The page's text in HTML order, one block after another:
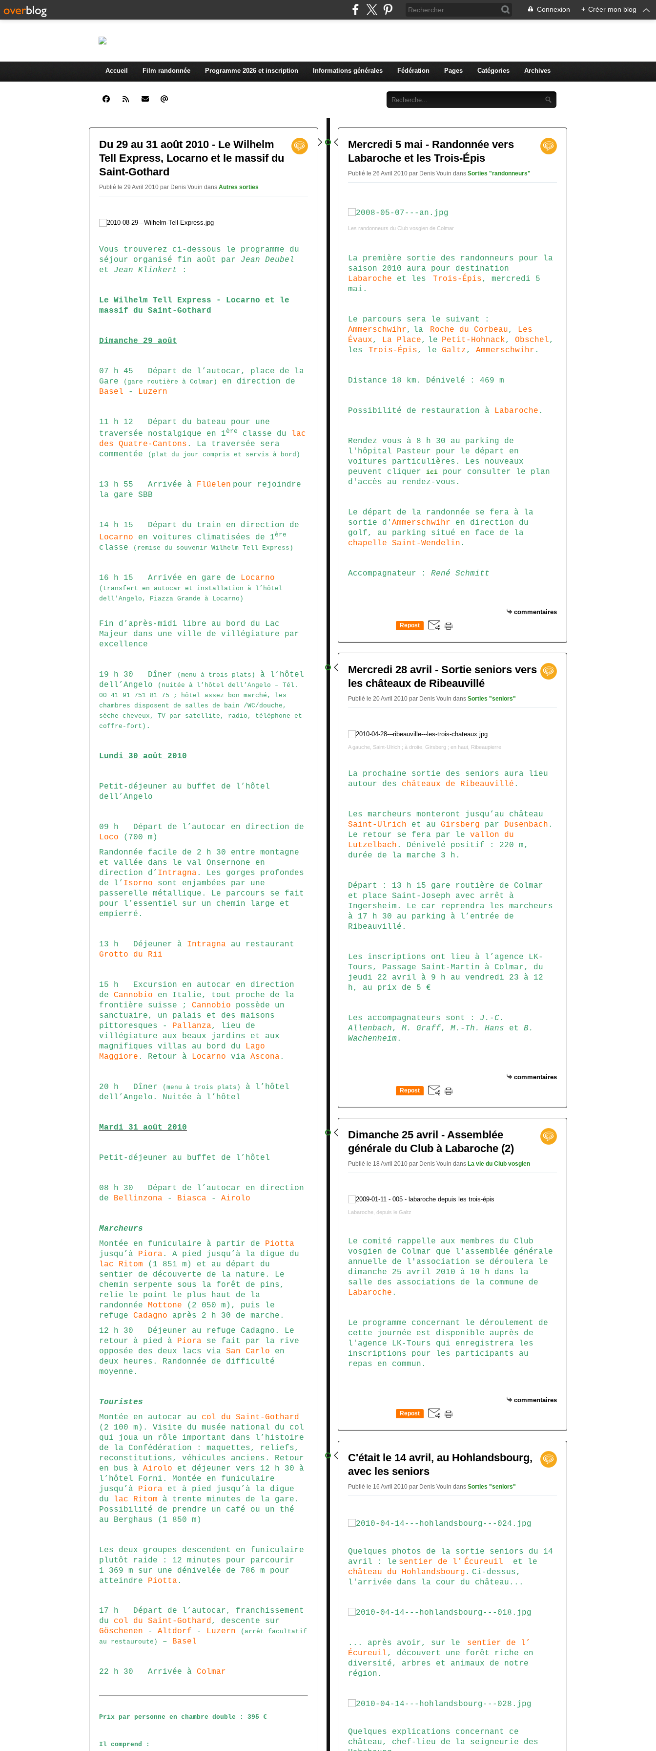
Connexion + Créer mon blog
Accueil Film randonnée Programme 2026 et inscription Informations générales Fédération Pages Catégories Archives
Du 29 au 31 août 2010 - Le Wilhelm
Tell Express, Locarno et le massif du
Saint-Gothard
Publié le 29 Avril 2010 par Denis Vouin dans Autres sorties
Vous trouverez ci-dessous le programme du
séjour organisé fin août par Jean Deubel
et Jean Klinkert :
Le Wilhelm Tell Express - Locarno et le
massif du Saint-Gothard
Dimanche 29 août
07 h 45 Départ de l’autocar, place de la
Gare
(gare routière à Colmar)
en direction de
Basel - Luzern
11 h 12 Départ du bateau pour une
traversée nostalgique en 1ère classe du
lac
des Quatre-Cantons . La traversée sera
commentée
(plat du jour compris et servis à bord)
13 h 55 Arrivée à Flüelen pour rejoindre
la gare SBB
14 h 15 Départ du train en direction de
Locarno en voitures climatisées de 1ère
classe (remise du souvenir Wilhelm Tell Express)
16 h 15 Arrivée en gare de Locarno
(transfert en autocar et installation à l’hôtel
dell'Angelo, Piazza Grande à Locarno)
Fin d’après-midi libre au bord du Lac
Majeur dans une ville de villégiature par
excellence
19 h 30 Dîner (menu à trois plats)
à l’hôtel
dell’Angelo
(nuitée à l’hôtel dell’Angelo – Tél.
00 41 91 751 81 75 ; hôtel assez bon marché, les
chambres disposent de salles de bain /WC/douche,
sèche-cheveux, TV par satellite, radio, téléphone et
coffre-fort) .
Lundi 30 août 2010
Petit-déjeuner au buffet de l’hôtel
dell’Angelo
09 h Départ de l’autocar en direction de
Loco (700 m)
Randonnée facile de 2 h 30 entre montagne
et vallée dans le val Onsernone en
direction d’ Intragna . Les gorges profondes
de l’ Isorno sont enjambées par une
passerelle métallique. Le parcours se fait
pour l’essentiel sur un chemin large et
empierré.
13 h Déjeuner à Intragna au restaurant
Grotto du Rii
15 h Excursion en autocar en direction
de Cannobio en Italie, tout proche de la
frontière suisse ; Cannobio possède un
sanctuaire, un palais et des maisons
pittoresques - Pallanza, lieu de
villégiature aux beaux jardins et aux
magnifiques villas au bord du Lago
Maggiore . Retour à Locarno via Ascona .
20 h Dîner (menu à trois plats)
à l’hôtel
dell’Angelo. Nuitée à l’hôtel
Mardi 31 août 2010
Petit-déjeuner au buffet de l’hôtel
08 h 30 Départ de l’autocar en direction
de Bellinzona - Biasca - Airolo
Marcheurs
Montée en funiculaire à partir de Piotta
jusqu’à Piora . A pied jusqu’à la digue du
lac Ritom (1 851 m) et au départ du
sentier de découverte de la nature. Le
chemin serpente sous la forêt de pins,
relie le point le plus haut de la
randonnée Mottone (2 050 m), puis le
refuge Cadagno après 2 h 30 de marche.
12 h 30 Déjeuner au refuge Cadagno. Le
retour à pied à Piora se fait par la rive
opposée des deux lacs via San Carlo en
deux heures. Randonnée de difficulté
moyenne.
Touristes
Montée en autocar au col du Saint-Gothard
(2 100 m). Visite du musée national du col
qui joua un rôle important dans l’histoire
de la Confédération : maquettes, reliefs,
reconstitutions, véhicules anciens. Retour
en bus à Airolo et déjeuner vers 12 h 30 à
l’hôtel Forni. Montée en funiculaire
jusqu’à Piora et à pied jusqu’à la digue
du
lac Ritom à trente minutes de la gare.
Possibilité de prendre un café ou un thé
au Berghaus (1 850 m)
Les deux groupes descendent en funiculaire
plutôt raide : 12 minutes pour parcourir
1 369 m sur une dénivelée de 786 m pour
atteindre Piotta .
17 h Départ de l’autocar, franchissement
du col du Saint-Gothard, descente sur
Göschenen - Altdorf - Luzern
(arrêt facultatif
au restauroute)
– Basel
22 h 30 Arrivée à Colmar
Prix par personne en chambre double : 395 €
Il comprend :
Mercredi 5 mai - Randonnée vers
Labaroche et les Trois-Épis
Publié le 26 Avril 2010 par Denis Vouin dans Sorties "randonneurs"
Les randonneurs du Club vosgien de Colmar
La première sortie des randonneurs pour la
saison 2010 aura pour destination
Labaroche et les Trois- Épis, mercredi 5
mai.
Le parcours sera le suivant :
Ammerschwihr, la Roche du Corbeau, Les
Évaux, La Place, le Petit-Hohnack, Obschel,
les
Trois- Épis, le Galtz, Ammerschwihr .
Distance 18 km. Dénivelé : 469 m
Possibilité de restauration à Labaroche .
Rendez vous à 8 h 30 au parking de
l'hôpital Pasteur pour le départ en
voitures particulières. Les nouveaux
peuvent cliquer ici pour consulter le plan
d'accès au rendez-vous.
Le départ de la randonnée se fera à la
sortie d' Ammerschwihr en direction du
golf, au parking situé en face de la
chapelle Saint-Wendelin .
Accompagnateur : René Schmitt
commentaires
Repost
Mercredi 28 avril - Sortie seniors vers
les châteaux de Ribeauvillé
Publié le 20 Avril 2010 par Denis Vouin dans Sorties "seniors"
A gauche, Saint-Ulrich ; à droite, Girsberg ; en haut, Ribeaupierre
La prochaine sortie des seniors aura lieu
autour des châteaux de Ribeauvillé .
Les marcheurs monteront jusqu’au château
Saint-Ulrich et au Girsberg par Dusenbach .
Le retour se fera par le vallon du
Lutzelbach . Dénivelé positif : 220 m,
durée de la marche 3 h.
Départ : 13 h 15 gare routière de Colmar
et place Saint-Joseph avec arrêt à
Ingersheim. Le car reprendra les marcheurs
à 17 h 30 au parking à l’entrée de
Ribeauvillé.
Les inscriptions ont lieu à l’agence LK-
Tours, Passage Saint-Martin à Colmar, du
jeudi 22 avril à 9 h au vendredi 23 à 12
h, au prix de 5 €
Les accompagnateurs sont : J.-C.
Allenbach, M. Graff, M.-Th. Hans et B.
Wachenheim.
commentaires
Repost
Dimanche 25 avril - Assemblée
générale du Club à Labaroche (2)
Publié le 18 Avril 2010 par Denis Vouin dans La vie du Club vosgien
Labaroche, depuis le Galtz
Le comité rappelle aux membres du Club
vosgien de Colmar que l'assemblée générale
annuelle de l'association se déroulera le
dimanche 25 avril 2010 à 10 h dans la
salle des associations de la commune de
Labaroche .
Le programme concernant le déroulement de
cette journée est disponible auprès de
l'agence LK-Tours qui enregistrera les
inscriptions pour les participants au
repas en commun.
commentaires
Repost
C'était le 14 avril, au Hohlandsbourg,
avec les seniors
Publié le 16 Avril 2010 par Denis Vouin dans Sorties "seniors"
Quelques photos de la sortie seniors du 14
avril : le sentier de l’ Écureuil et le
château du Hohlandsbourg . Ci-dessus,
l'arrivée dans la cour du château...
... après avoir, sur le
sentier de l’
Écureuil, découvert une forêt riche en
diversité, arbres et animaux de notre
région.
Quelques explications concernant ce
château, chef-lieu de la seigneurie des